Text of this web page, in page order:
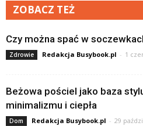
ZOBACZ TEŻ
Czy można spać w
Zdrowie Redakcja Busybook.pl - 1
Beżowa pościel jako baza
minimalizmu i ciepła
Dom Redakcja Busybook.pl - 29